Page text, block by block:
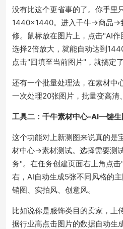
没有比这个更省事的了。你手里
1440×1440。进入千牛->商品->
修。鼠标放在图片上，点击"AI
选择2倍放大，就能自动达到
点击"回填至当前图片"，就搞定了
还有一个批量处理法，在素材中
一次处理20张图片，批量变高清
工具二：千牛素材中心-AI一键
这个功能对上新测图来说真的是
材中心->素材测试。选择需要测
务"。在任务创建页面右上角点
右，AI自动生成5张不同风格的
销图、实拍风、创意风。
比如说你是服饰类目的卖家，上
据行业高点击图片的数据自动生